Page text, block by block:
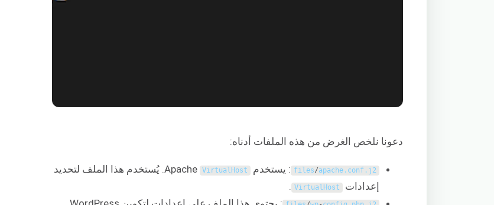
دعونا نلخص الغرض من هذه الملفات أدناه:
files/apache. conf. j2 : يستخدم Apache VirtualHost
. يُستخدم هذا الملف لتحديد
إعدادات VirtualHost
.